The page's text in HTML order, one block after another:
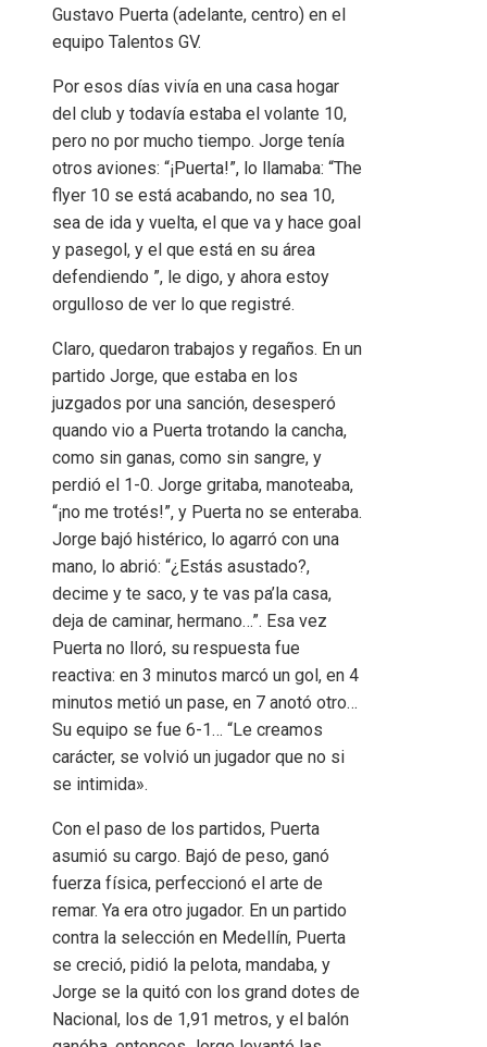
Gustavo Puerta (adelante, centro) en el
equipo Talentos GV.
Por esos días vivía en una casa hogar
del club y todavía estaba el volante 10,
pero no por mucho tiempo. Jorge tenía
otros aviones: “¡Puerta!”, lo llamaba: “The
flyer 10 se está acabando, no sea 10,
sea de ida y vuelta, el que va y hace goal
y pasegol, y el que está en su área
defendiendo ”, le digo, y ahora estoy
orgulloso de ver lo que registré.
Claro, quedaron trabajos y regaños. En un
partido Jorge, que estaba en los
juzgados por una sanción, desesperó
quando vio a Puerta trotando la cancha,
como sin ganas, como sin sangre, y
perdió el 1-0. Jorge gritaba, manoteaba,
“¡no me trotés!”, y Puerta no se enteraba.
Jorge bajó histérico, lo agarró con una
mano, lo abrió: “¿Estás asustado?,
decime y te saco, y te vas pa’la casa,
deja de caminar, hermano…”. Esa vez
Puerta no lloró, su respuesta fue
reactiva: en 3 minutos marcó un gol, en 4
minutos metió un pase, en 7 anotó otro…
Su equipo se fue 6-1… “Le creamos
carácter, se volvió un jugador que no si
se intimida».
Con el paso de los partidos, Puerta
asumió su cargo. Bajó de peso, ganó
fuerza física, perfeccionó el arte de
remar. Ya era otro jugador. En un partido
contra la selección en Medellín, Puerta
se creció, pidió la pelota, mandaba, y
Jorge se la quitó con los grand dotes de
Nacional, los de 1,91 metros, y el balón